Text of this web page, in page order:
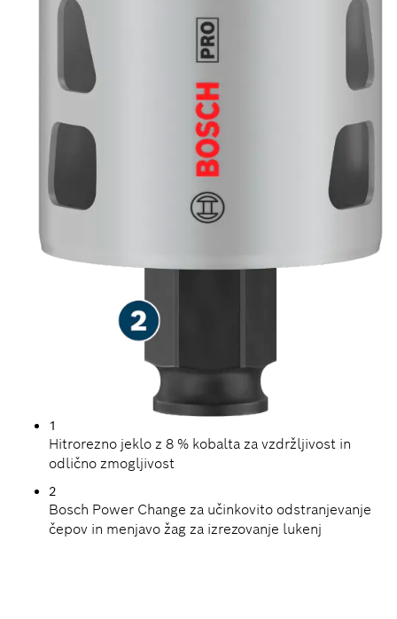
1
Hitrorezno jeklo z 8 % kobalta za vzdržljivost in
odlično zmogljivost
2
Bosch Power Change za učinkovito odstranjevanje
čepov in menjavo žag za izrezovanje lukenj